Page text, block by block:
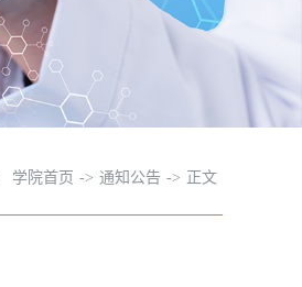
学院首页 -> 通知公告 -> 正文